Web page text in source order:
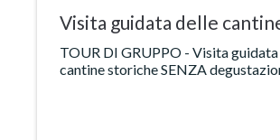
Visita guidata delle
TOUR DI GRUPPO - Visita
cantine storiche SENZA